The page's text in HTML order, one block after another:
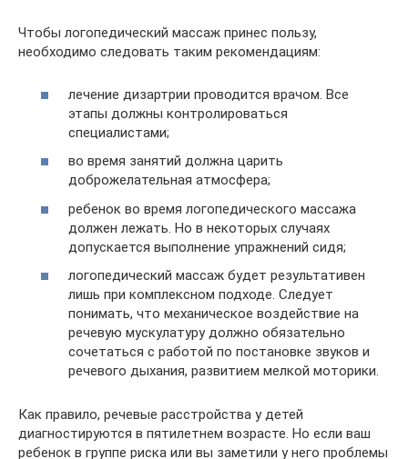
Чтобы логопедический массаж принес пользу,
необходимо следовать таким рекомендациям:
лечение дизартрии проводится врачом. Все
этапы должны контролироваться
специалистами;
во время занятий должна царить
доброжелательная атмосфера;
ребенок во время логопедического массажа
должен лежать. Но в некоторых случаях
допускается выполнение упражнений сидя;
логопедический массаж будет результативен
лишь при комплексном подходе. Следует
понимать, что механическое воздействие на
речевую мускулатуру должно обязательно
сочетаться с работой по постановке звуков и
речевого дыхания, развитием мелкой моторики.
Как правило, речевые расстройства у детей
диагностируются в пятилетнем возрасте. Но если ваш
ребенок в группе риска или вы заметили у него проблемы